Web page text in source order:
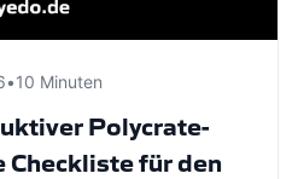
•10 Minuten
Polycrate-
Checkliste für den